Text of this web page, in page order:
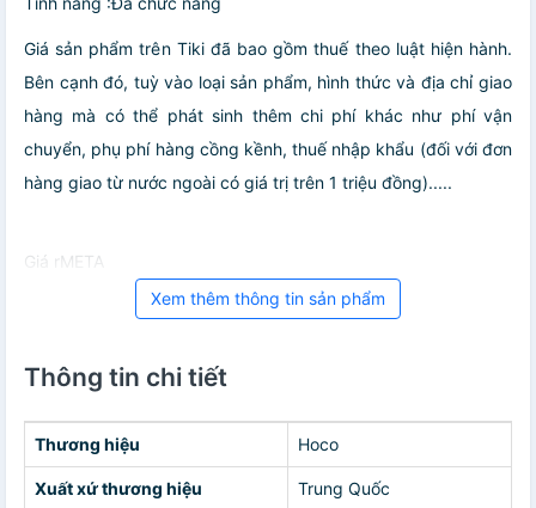
Giá sản phẩm trên Tiki đã bao gồm thuế theo luật hiện hành.
Bên cạnh đó, tuỳ vào loại sản phẩm, hình thức và địa chỉ giao
hàng mà có thể phát sinh thêm chi phí khác như phí vận
chuyển, phụ phí hàng cồng kềnh, thuế nhập khẩu (đối với đơn
hàng giao từ nước ngoài có giá trị trên 1 triệu đồng).....
Giá rMETA
Xem thêm thông tin sản phẩm
Thông tin chi tiết
Thương hiệu Hoco
Xuất xứ thương hiệu Trung Quốc